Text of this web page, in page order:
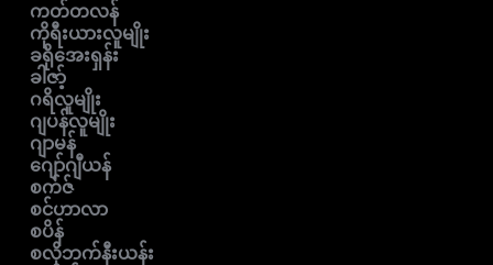
ကတ်တလန်
ကိုရီးယားလူမျိုး
ခရိုအေးရှန်း
ခါဇာ့်
ဂရိလူမျိုး
ဂျပန်လူမျိုး
ဂျာမန်
ဂျော်ဂျီယန်
စက်ဇ်
စင်ဟာလာ
စပိန်
စလိုဘက်နီးယန်း